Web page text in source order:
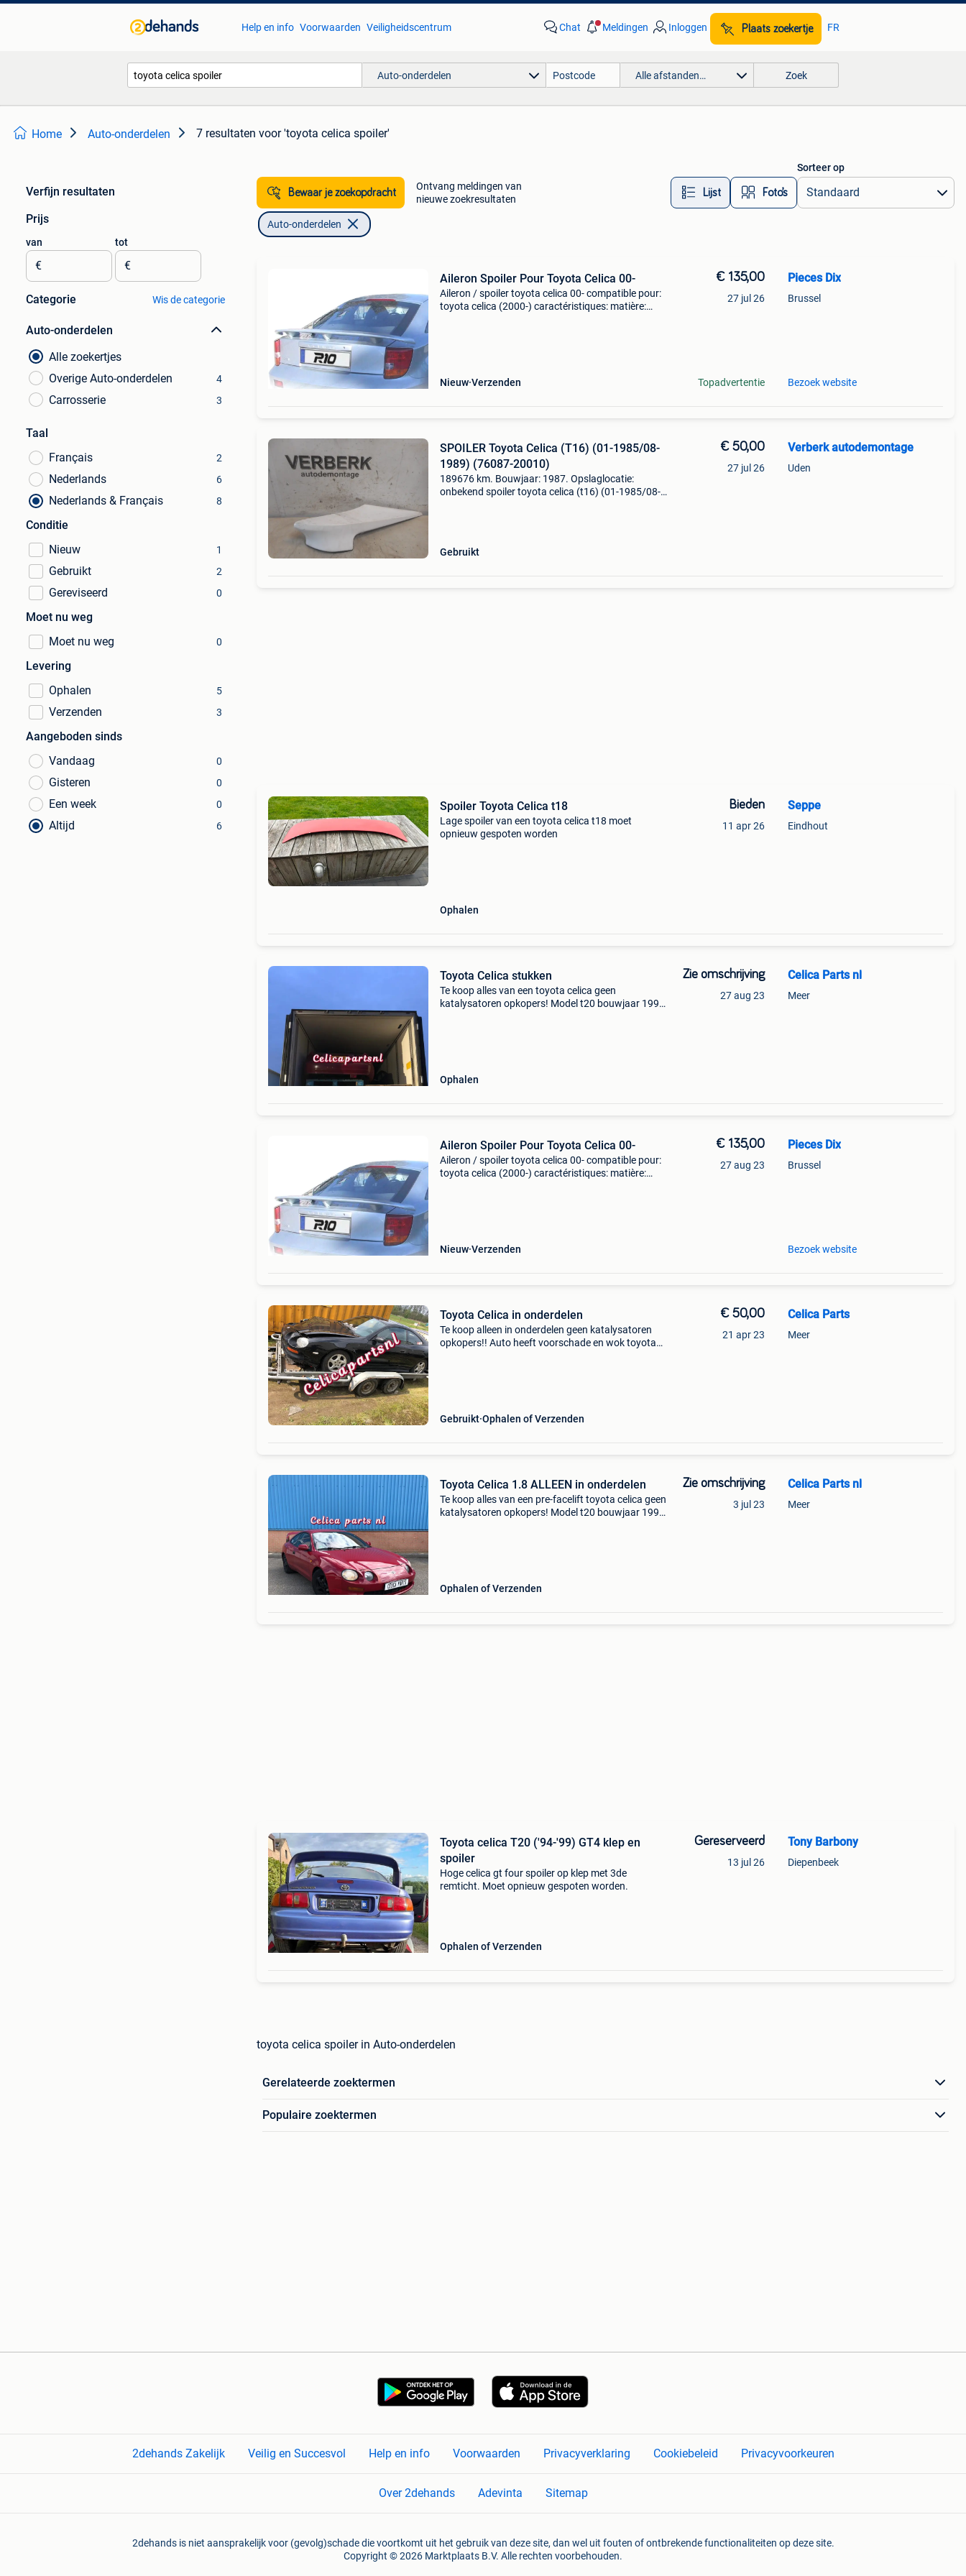
Help en info Voorwaarden Veiligheidscentrum Chat Meldingen Inloggen Plaats zoekertje FR
Auto-onderdelen Alle afstanden… Zoek
Home Auto-onderdelen 7 resultaten voor 'toyota celica spoiler'
Verfijn resultaten
Prijs
van
€
tot
€
Categorie Wis de categorie
Auto-onderdelen
Alle zoekertjes
Overige Auto-onderdelen
4
Carrosserie 3
Taal
Français
2
Nederlands 6
Nederlands & Français 8
Conditie
Nieuw
1
Gebruikt 2
Gereviseerd 0
Moet nu weg
Moet nu weg
0
Levering
Ophalen
5
Verzenden 3
Aangeboden sinds
Vandaag
0
Gisteren 0
Een week 0
Altijd 6
Bewaar je zoekopdracht
Ontvang meldingen van
nieuwe zoekresultaten
Lijst Foto’s
Sorteer op
Auto-onderdelen
Aileron Spoiler Pour Toyota Celica 00-
Aileron / spoiler toyota celica 00- compatible pour:
toyota celica (2000-) caractéristiques: matière:
Nieuw Verzenden
€ 135,00
27 jul 26
Topadvertentie
Pieces Dix
Brussel
Bezoek website
SPOILER Toyota Celica (T16) (01-1985/08-
1989) (76087-20010)
189676 km. Bouwjaar: 1987. Opslaglocatie:
onbekend spoiler toyota celica (t16) (01-1985/08-
Gebruikt
€ 50,00
27 jul 26
Verberk autodemontage
Uden
Spoiler Toyota Celica t18
Lage spoiler van een toyota celica t18 moet
opnieuw gespoten worden
Ophalen
Bieden
11 apr 26
Seppe
Eindhout
Toyota Celica stukken
Te koop alles van een toyota celica geen
katalysatoren opkopers! Model t20 bouwjaar 1994-
Ophalen
Zie omschrijving
27 aug 23
Celica Parts nl
Meer
Aileron Spoiler Pour Toyota Celica 00-
Aileron / spoiler toyota celica 00- compatible pour:
toyota celica (2000-) caractéristiques: matière:
Nieuw Verzenden
€ 135,00
27 aug 23
Pieces Dix
Brussel
Bezoek website
Toyota Celica in onderdelen
Te koop alleen in onderdelen geen katalysatoren
opkopers!! Auto heeft voorschade en wok toyota
Gebruikt Ophalen of Verzenden
€ 50,00
21 apr 23
Celica Parts
Meer
Toyota Celica 1.8 ALLEEN in onderdelen
Te koop alles van een pre-facelift toyota celica geen
katalysatoren opkopers! Model t20 bouwjaar 1995
Ophalen of Verzenden
Zie omschrijving
3 jul 23
Celica Parts nl
Meer
Toyota celica T20 ('94-'99) GT4 klep en
spoiler
Hoge celica gt four spoiler op klep met 3de
remticht. Moet opnieuw gespoten worden.
Ophalen of Verzenden
Gereserveerd
13 jul 26
Tony Barbony
Diepenbeek
toyota celica spoiler in Auto-onderdelen
Gerelateerde zoektermen
Populaire zoektermen
2dehands Zakelijk Veilig en Succesvol Help en info Voorwaarden Privacyverklaring Cookiebeleid Privacyvoorkeuren
Over 2dehands Adevinta Sitemap
2dehands is niet aansprakelijk voor (gevolg)schade die voortkomt uit het gebruik van deze site, dan wel uit fouten of ontbrekende functionaliteiten op deze site.
Copyright © 2026 Marktplaats B.V. Alle rechten voorbehouden.